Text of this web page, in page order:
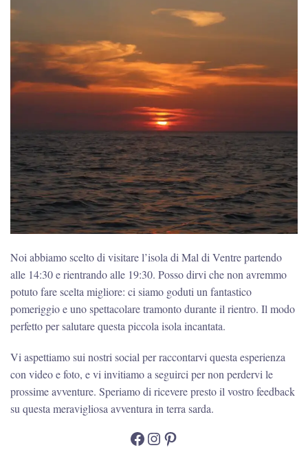
Noi abbiamo scelto di visitare l’isola di Mal di Ventre partendo
alle 14:30 e rientrando alle 19:30. Posso dirvi che non avremmo
potuto fare scelta migliore: ci siamo goduti un fantastico
pomeriggio e uno spettacolare tramonto durante il rientro. Il modo
perfetto per salutare questa piccola isola incantata.
Vi aspettiamo sui nostri social per raccontarvi questa esperienza
con video e foto, e vi invitiamo a seguirci per non perdervi le
prossime avventure. Speriamo di ricevere presto il vostro feedback
su questa meravigliosa avventura in terra sarda.
Facebook
Instagram
Pinterest